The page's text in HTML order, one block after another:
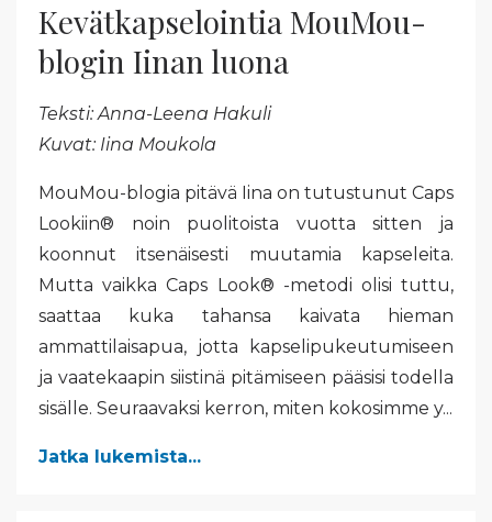
Kevätkapselointia MouMou-
blogin Iinan luona
Teksti: Anna-Leena Hakuli
Kuvat: Iina Moukola
MouMou-blogia pitävä Iina on tutustunut Caps
Lookiin® noin puolitoista vuotta sitten ja
koonnut itsenäisesti muutamia kapseleita.
Mutta vaikka Caps Look® -metodi olisi tuttu,
saattaa kuka tahansa kaivata hieman
ammattilaisapua, jotta kapselipukeutumiseen
ja vaatekaapin siistinä pitämiseen pääsisi todella
sisälle. Seuraavaksi kerron, miten kokosimme y...
Jatka lukemista...